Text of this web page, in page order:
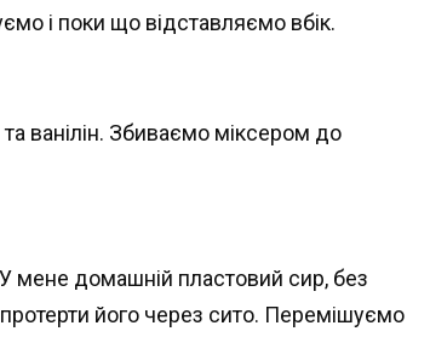
і поки що відставляємо вбік.
ванілін. Збиваємо міксером до
мене домашній пластовий сир, без
його через сито. Перемішуємо